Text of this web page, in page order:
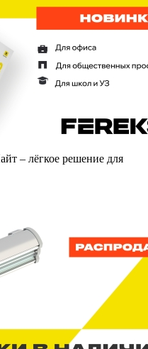
– лёгкое решение для